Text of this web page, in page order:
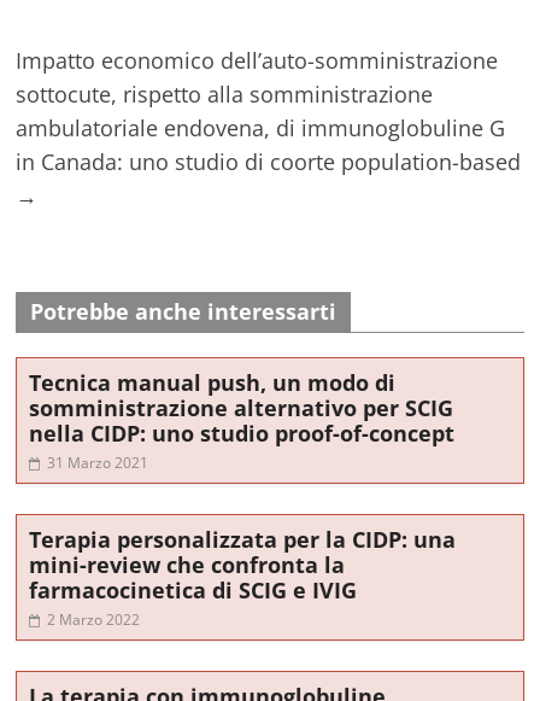
Impatto economico dell’auto-somministrazione
sottocute, rispetto alla somministrazione
ambulatoriale endovena, di immunoglobuline G
in Canada: uno studio di coorte population-based
→
Potrebbe anche interessarti
Tecnica manual push, un modo di
somministrazione alternativo per SCIG
nella CIDP: uno studio proof-of-concept
31 Marzo 2021
Terapia personalizzata per la CIDP: una
mini-review che confronta la
farmacocinetica di SCIG e IVIG
2 Marzo 2022